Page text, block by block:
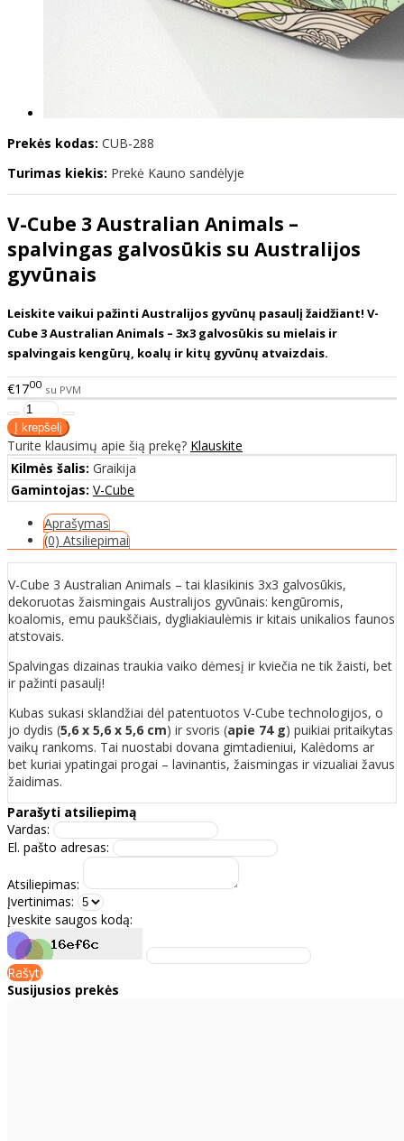
Prekės kodas: CUB-288
Turimas kiekis: Prekė Kauno sandėlyje
V-Cube 3 Australian Animals –
spalvingas galvosūkis su Australijos
gyvūnais
Leiskite vaikui pažinti Australijos gyvūnų pasaulį žaidžiant! V-
Cube 3 Australian Animals – 3x3 galvosūkis su mielais ir
spalvingais kengūrų, koalų ir kitų gyvūnų atvaizdais.
€1700 su PVM
Turite klausimų apie šią prekę? Klauskite
Kilmės šalis: Graikija
Gamintojas: V-Cube
Aprašymas
(0) Atsiliepimai
V-Cube 3 Australian Animals – tai klasikinis 3x3 galvosūkis,
dekoruotas žaismingais Australijos gyvūnais: kengūromis,
koalomis, emu paukščiais, dygliakiaulėmis ir kitais unikalios faunos
atstovais.
Spalvingas dizainas traukia vaiko dėmesį ir kviečia ne tik žaisti, bet
ir pažinti pasaulį!
Kubas sukasi sklandžiai dėl patentuotos V-Cube technologijos, o
jo dydis (5,6 x 5,6 x 5,6 cm) ir svoris (apie 74 g) puikiai pritaikytas
vaikų rankoms. Tai nuostabi dovana gimtadieniui, Kalėdoms ar
bet kuriai ypatingai progai – lavinantis, žaismingas ir vizualiai žavus
žaidimas.
Parašyti atsiliepimą
Vardas:
El. pašto adresas:
Atsiliepimas:
Įvertinimas:
Įveskite saugos kodą:
Rašyti
Susijusios prekės